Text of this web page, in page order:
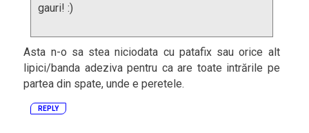
gauri! :)
Asta n-o sa stea niciodata cu patafix sau orice alt
lipici/banda adeziva pentru ca are toate intrările pe
partea din spate, unde e peretele.
REPLY